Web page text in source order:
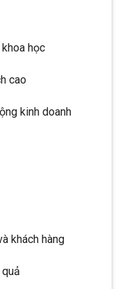
học
cao
kinh doanh
khách hàng